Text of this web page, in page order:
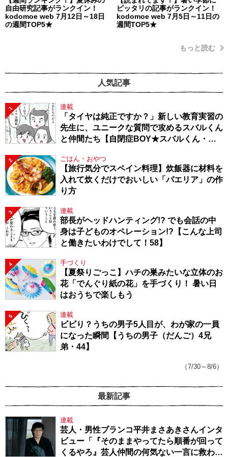
自由研究記事がランクイン！
kodomoe web 7月12日～18日
の週間TOP5★
ピッタリの記事がランクイン！
kodomoe web 7月5日～11日の
週間TOP5★
もっと読む
人気記事
1 連載
「タイヤは純正ですか？」新しい教育実習の
先生に、ユニークな質問で攻めるスバルくん
と仲間たち【自閉症BOY★スバルくん・
2 ごはん・おやつ
【旅行気分でスペイン料理】炊飯器に材料を
入れて炊くだけでおいしい「パエリア」の作
り方
3 連載
部長がヘッドハンティング!? でも会話の中
身は子どものオペレーション!?【こんな上司
と働きたいわけでして！58】
4 手づくり
【夏祭りごっこ】ハチの巣みたいな立体のお
花「でんぐり紙の花」を手づくり！ 暑い日
はおうちで楽しもう
5 連載
ビビり？うちの男子5人目が、わが家の一員
になった瞬間【うちの男子（だんご）4兄
弟・44】
（7/30～8/6）
最新記事
連載
芸人・男性ブランコ平井まさあきさんインタ
ビュー「『そのままやってたら順番が回って
くるやろ』芸人仲間の何気ない一言に救われ